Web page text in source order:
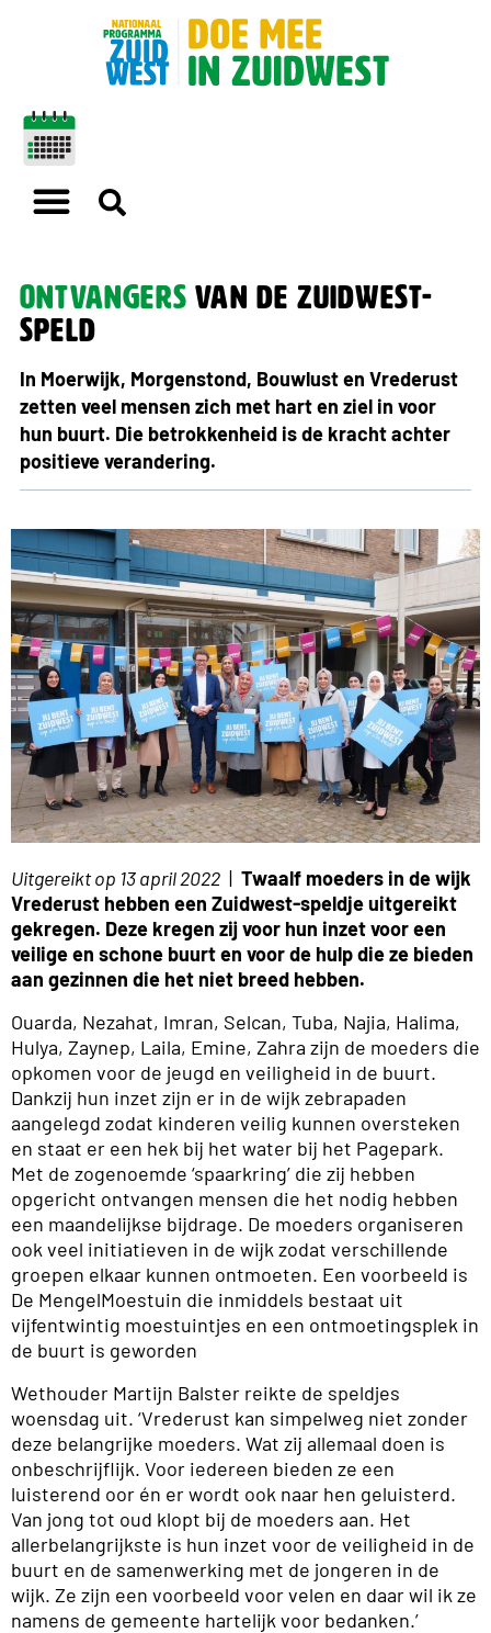
Ontvangers van de zuidwest-
speld
In Moerwijk, Morgenstond, Bouwlust en Vrederust
zetten veel mensen zich met hart en ziel in voor
hun buurt. Die betrokkenheid is de kracht achter
positieve verandering.
Uitgereikt op 13 april 2022 | Twaalf moeders in de wijk
Vrederust hebben een Zuidwest-speldje uitgereikt
gekregen. Deze kregen zij voor hun inzet voor een
veilige en schone buurt en voor de hulp die ze bieden
aan gezinnen die het niet breed hebben.
Ouarda, Nezahat, Imran, Selcan, Tuba, Najia, Halima,
Hulya, Zaynep, Laila, Emine, Zahra zijn de moeders die
opkomen voor de jeugd en veiligheid in de buurt.
Dankzij hun inzet zijn er in de wijk zebrapaden
aangelegd zodat kinderen veilig kunnen oversteken
en staat er een hek bij het water bij het Pagepark.
Met de zogenoemde ‘spaarkring’ die zij hebben
opgericht ontvangen mensen die het nodig hebben
een maandelijkse bijdrage. De moeders organiseren
ook veel initiatieven in de wijk zodat verschillende
groepen elkaar kunnen ontmoeten. Een voorbeeld is
De MengelMoestuin die inmiddels bestaat uit
vijfentwintig moestuintjes en een ontmoetingsplek in
de buurt is geworden
Wethouder Martijn Balster reikte de speldjes
woensdag uit. ‘Vrederust kan simpelweg niet zonder
deze belangrijke moeders. Wat zij allemaal doen is
onbeschrijflijk. Voor iedereen bieden ze een
luisterend oor én er wordt ook naar hen geluisterd.
Van jong tot oud klopt bij de moeders aan. Het
allerbelangrijkste is hun inzet voor de veiligheid in de
buurt en de samenwerking met de jongeren in de
wijk. Ze zijn een voorbeeld voor velen en daar wil ik ze
namens de gemeente hartelijk voor bedanken.’